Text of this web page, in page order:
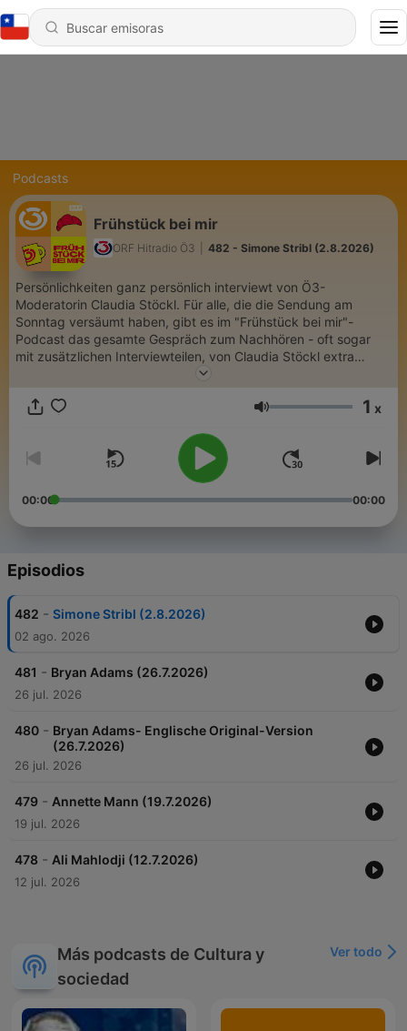
Podcasts
Frühstück bei mir
ORF Hitradio Ö3 482 - Simone Stribl (2.8.2026)
Persönlichkeiten ganz persönlich interviewt von Ö3-
Moderatorin Claudia Stöckl. Für alle, die die Sendung am
Sonntag versäumt haben, gibt es im "Frühstück bei mir"-
Podcast das gesamte Gespräch zum Nachhören - oft sogar
mit zusätzlichen Interviewteilen, von Claudia Stöckl extra
produziert. Alle Podcasts von Ö3 sind aus rechtlichen Gründen
Volumen 1 x
00:00 00:00
Episodios
482 - Simone Stribl (2.8.2026)
02 ago. 2026
481 - Bryan Adams (26.7.2026)
26 jul. 2026
480 - Bryan Adams- Englische Original-Version
(26.7.2026)
26 jul. 2026
479 - Annette Mann (19.7.2026)
19 jul. 2026
478 - Ali Mahlodji (12.7.2026)
12 jul. 2026
Más podcasts de Cultura y
sociedad
Ver todo